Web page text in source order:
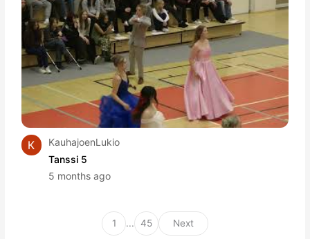
KauhajoenLukio
Tanssi 5
5 months ago
1 ... 45 Next